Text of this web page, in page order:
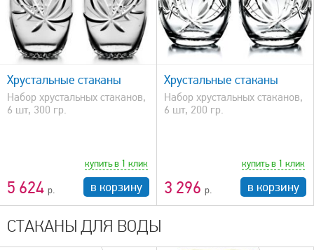
Хрустальные стаканы
Набор хрустальных стаканов,
6 шт, 300 гр.
5 624
купить в 1 клик
в корзину
быстрый просмотр
Хрустальные стаканы
Набор хрустальных стаканов,
6 шт, 200 гр.
3 296
купить в 1 клик
в корзину
СТАКАНЫ ДЛЯ ВОДЫ